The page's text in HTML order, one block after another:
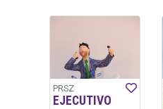
PRSZ
EJECUTIVO